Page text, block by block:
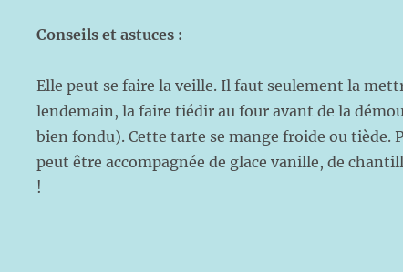
Conseils et astuces :
Elle peut se faire la veille. Il faut seulement la
lendemain, la faire tiédir au four avant de la
bien fondu). Cette tarte se mange froide ou tiède.
peut être accompagnée de glace vanille, de
!